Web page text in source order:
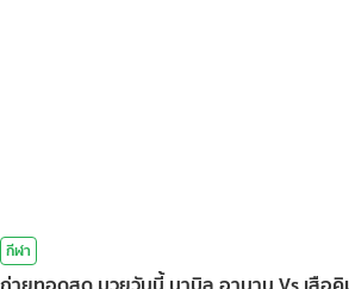
กีฬา